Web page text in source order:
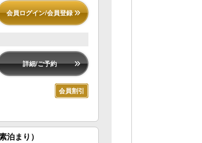
会員ログイン/会員登録
詳細/ご予約
会員割引
まり）